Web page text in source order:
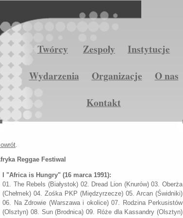
Twórcy Zespoły
Instytucje
Wydarzenia
Organizacje
O nas
Kontakt
.
Reggae Festiwal
I "Africa is Hungry" (16 marca 1991):
01. The Rebels (Białystok) 02. Dread Lion (Knurów) 03. Oberża
(Chełmek) 04. Zośka PKP (Międzyrzecze) 05. Arcan (Świdniki)
06. Na Zdrowie (Warszawa i okolice) 07. Rodzina Perkusistów
(Olsztyn) 08. Sun (Brodnica) 09. Róże dla Kassandry (Olsztyn)